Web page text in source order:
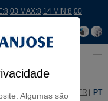
Algumas são
MAX:8,14 MIN:8,00
EN FR PT